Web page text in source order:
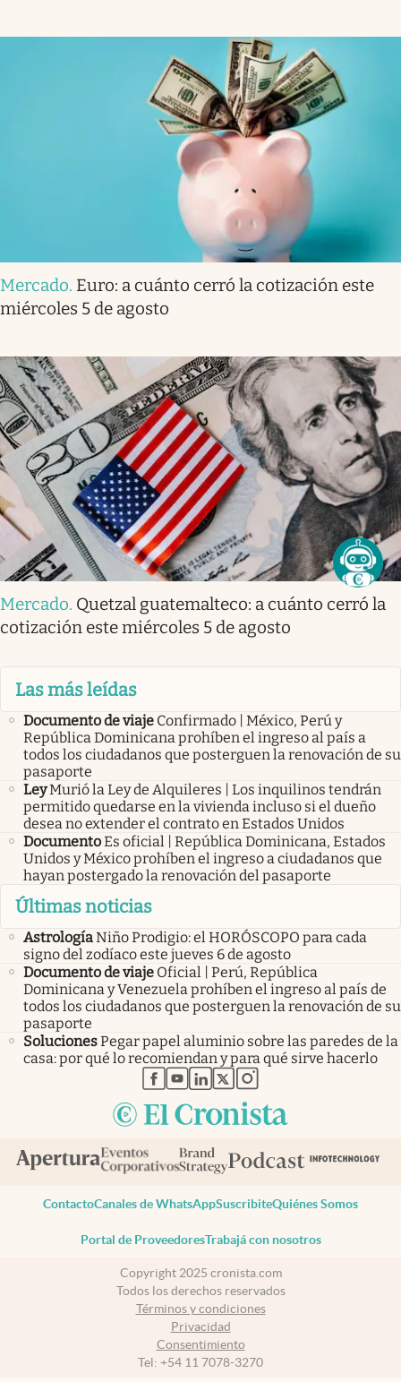
Mercado. Euro: a cuánto cerró la cotización este
miércoles 5 de agosto
Mercado. Quetzal guatemalteco: a cuánto cerró la
cotización este miércoles 5 de agosto
Las más leídas
Documento de viaje Confirmado | México, Perú y
República Dominicana prohíben el ingreso al país a
todos los ciudadanos que posterguen la renovación de su
pasaporte
LeyMurió la Ley de Alquileres | Los inquilinos tendrán
permitido quedarse en la vivienda incluso si el dueño
desea no extender el contrato en Estados Unidos
DocumentoEs oficial | República Dominicana, Estados
Unidos y México prohíben el ingreso a ciudadanos que
hayan postergado la renovación del pasaporte
Últimas noticias
AstrologíaNiño Prodigio: el HORÓSCOPO para cada
signo del zodíaco este jueves 6 de agosto
Documento de viaje Oficial | Perú, República
Dominicana y Venezuela prohíben el ingreso al país de
todos los ciudadanos que posterguen la renovación de su
pasaporte
SolucionesPegar papel aluminio sobre las paredes de la
casa: por qué lo recomiendan y para qué sirve hacerlo
abre en nueva pestaña
abre en nueva pestaña
abre en nueva pestaña
abre en nueva pestaña
abre en nueva pestaña
ContactoCanales de WhatsAppSuscribiteQuiénes Somos
Portal de ProveedoresTrabajá con nosotros
Copyright 2025 cronista.com
Todos los derechos reservados
Términos y condiciones
Privacidad
Consentimiento
Tel: +54 11 7078-3270